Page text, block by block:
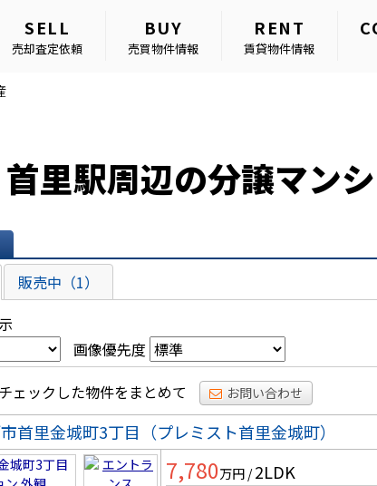
SELL
売却査定依頼
BUY
売買物件情報
RENT
賃貸物件情報
首里駅周辺の分譲マン
販売中（1）
画像優先度
チェックした物件をまとめて お問い合わせ
首里金城町3丁目（プレミスト首里金城町）
7,780万円 / 2LDK